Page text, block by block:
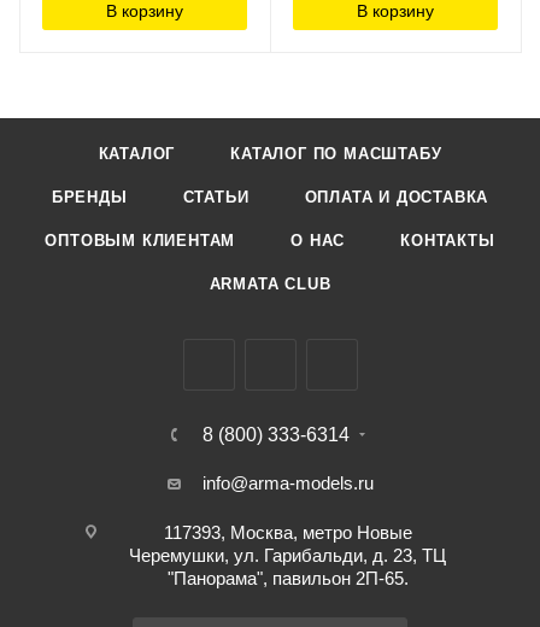
В корзину В корзину
КАТАЛОГ КАТАЛОГ ПО МАСШТАБУ
БРЕНДЫ СТАТЬИ ОПЛАТА И ДОСТАВКА
ОПТОВЫМ КЛИЕНТАМ О НАС КОНТАКТЫ
ARMATA CLUB
8 (800) 333-6314
info@arma-models.ru
117393, Москва, метро Новые
Черемушки, ул. Гарибальди, д. 23, ТЦ
"Панорама", павильон 2П-65.